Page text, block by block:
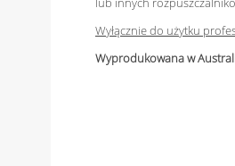
Wyłącznie do użytku
Wyprodukowana w